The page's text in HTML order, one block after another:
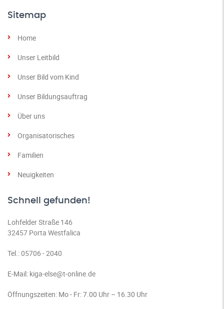
Sitemap
Home
Unser Leitbild
Unser Bild vom Kind
Unser Bildungsauftrag
Über uns
Organisatorisches
Familien
Neuigkeiten
Schnell gefunden!
Lohfelder Straße 146
32457 Porta Westfalica
Tel.:05706 - 2040
E-Mail: kiga-else@t-online.de
Öffnungszeiten: Mo - Fr: 7.00 Uhr – 16.30 Uhr